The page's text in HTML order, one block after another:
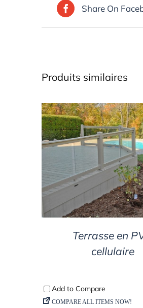
Share On
Produits similaires
DETAILS
Terrasse en
cellulaire